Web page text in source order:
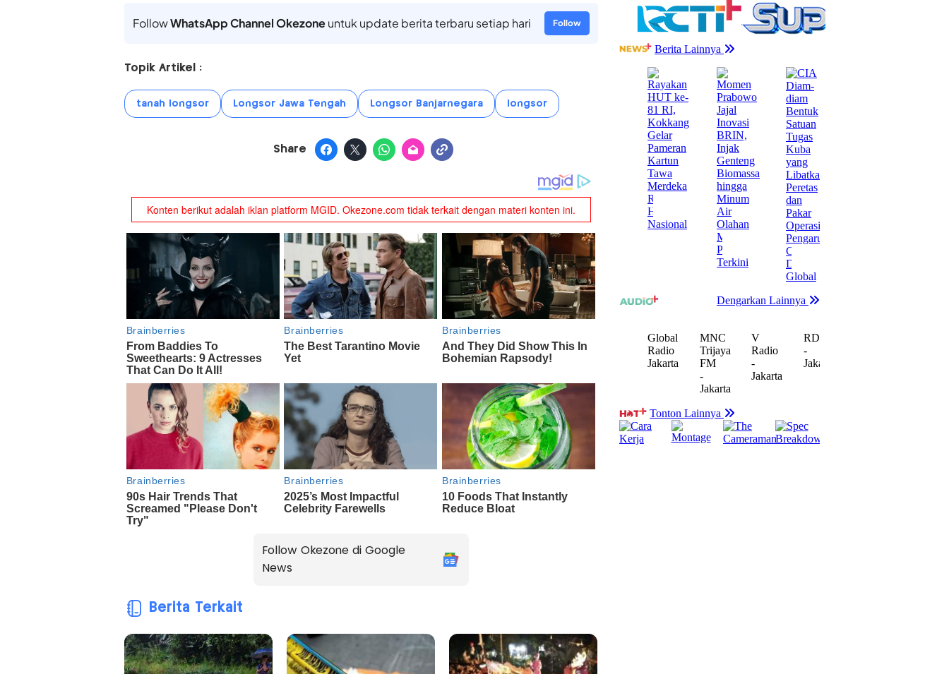
FollowWhatsApp Channel Okezoneuntuk update berita terbaru setiap hari Follow
Topik Artikel :
tanah longsor Longsor Jawa Tengah Longsor Banjarnegara longsor
Share
Follow Okezone di Google
News
Berita Terkait